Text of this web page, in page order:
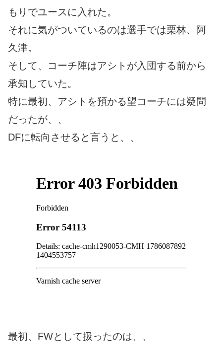
もりでユースに入れた。
それに気がついているのは選手では栗林、阿
久津。
そして、コーチ陣はアシトが入団する前から
承知していた。
特に最初、アシトを預かる望コーチには疑問
だったが、、
DFに転向させると言うと、、
最初、FWとして扱ったのは、、